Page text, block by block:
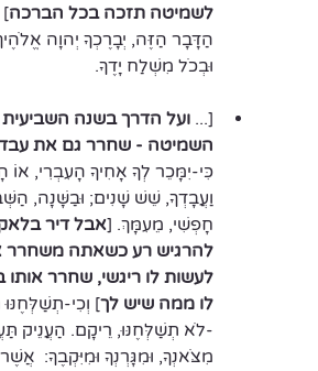
לשמיטה תזכה בכל הברכה]
הַדָּבָר הַזֶּה, יְבָרֶכְךָ יְהוָה
וּבְכֹל מִשְׁלַח יָדֶךָ.
[... ועל הדרך בשנה
השמיטה - שחרר גם את
כִּי-יִמָּכֵר לְךָ אָחִיךָ הָעִבְרִי, אוֹ
וַעֲבָדְךָ, שֵׁשׁ שָׁנִים; וּבַשָּׁנָה,
חָפְשִׁי, מֵעִמָּךְ. [אבל דיר
להרגיש רע כשאתה משחרר
לעשות לו ריגשי, שחרר
לו ממה שיש לך] וְכִי-
-לֹא תְשַׁלְּחֶנּוּ, רֵיקָם. הַעֲנֵיק
מִצֹּאנְךָ, וּמִגָּרְנְךָ וּמִיִּקְבֶךָ: